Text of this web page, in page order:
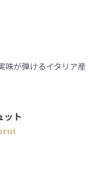
味が弾けるイタリア産
ット